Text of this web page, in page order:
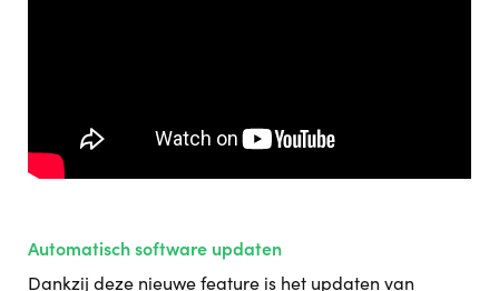
Automatisch software updaten
Dankzij deze nieuwe feature is het updaten van